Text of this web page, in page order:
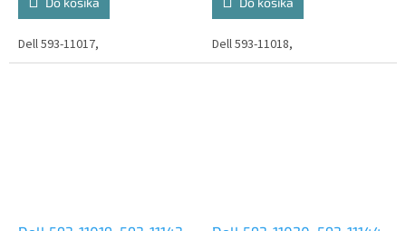
Dell 593-11017, Dell 593-11018,